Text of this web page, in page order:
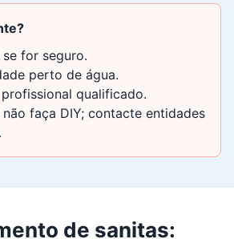
se for seguro.
perto de água.
qualificado.
não faça DIY; contacte entidades
de sanitas: